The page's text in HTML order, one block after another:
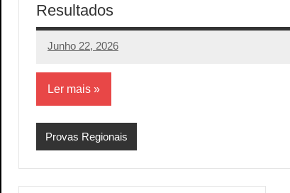
Resultados
Junho 22, 2026
aeram
Sem
comentários
Ler mais
Provas Regionais